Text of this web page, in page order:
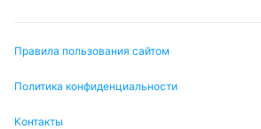
Правила пользования сайтом
Политика конфиденциальности
Контакты